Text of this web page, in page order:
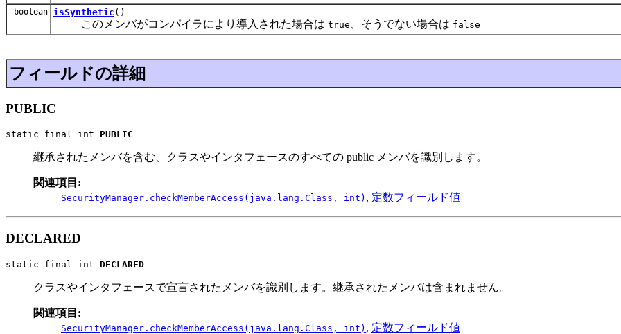
boolean isSynthetic ()
このメンバがコンパイラにより導入された場合は true 、そうでない場合は false
フィールドの詳細
PUBLIC
static final int PUBLIC
継承されたメンバを含む、クラスやインタフェースのすべての public メンバを識別します。
関連項目:
SecurityManager.checkMemberAccess(java.lang.Class , int) , 定数フィールド値
DECLARED
static final int DECLARED
クラスやインタフェースで宣言されたメンバを識別します。継承されたメンバは含まれません。
関連項目:
SecurityManager.checkMemberAccess(java.lang.Class , int) , 定数フィールド値